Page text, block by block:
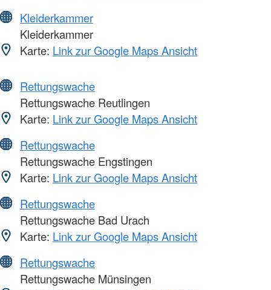
Kleiderkammer
Kleiderkammer
Karte: Link zur Google Maps Ansicht
Rettungswache
Rettungswache Reutlingen
Karte: Link zur Google Maps Ansicht
Rettungswache
Rettungswache Engstingen
Karte: Link zur Google Maps Ansicht
Rettungswache
Rettungswache Bad Urach
Karte: Link zur Google Maps Ansicht
Rettungswache
Rettungswache Münsingen